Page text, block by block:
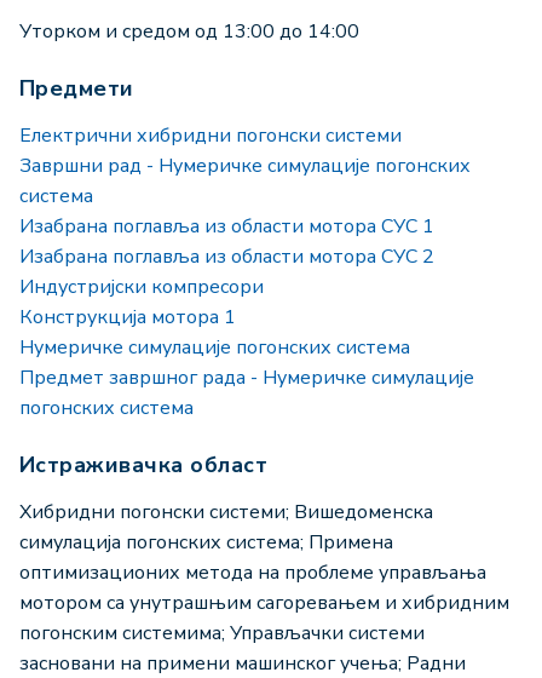
Уторком и средом од 13:00 до 14:00
Предмети
Електрични хибридни погонски системи
Завршни рад - Нумеричке симулације погонских
система
Изабрана поглавља из области мотора СУС 1
Изабрана поглавља из области мотора СУС 2
Индустријски компресори
Конструкција мотора 1
Нумеричке симулације погонских система
Предмет завршног рада - Нумеричке симулације
погонских система
Истраживачка област
Хибридни погонски системи; Вишедоменска
симулација погонских система; Примена
оптимизационих метода на проблеме управљања
мотором са унутрашњим сагоревањем и хибридним
погонским системима; Управљачки системи
засновани на примени машинског учења; Радни